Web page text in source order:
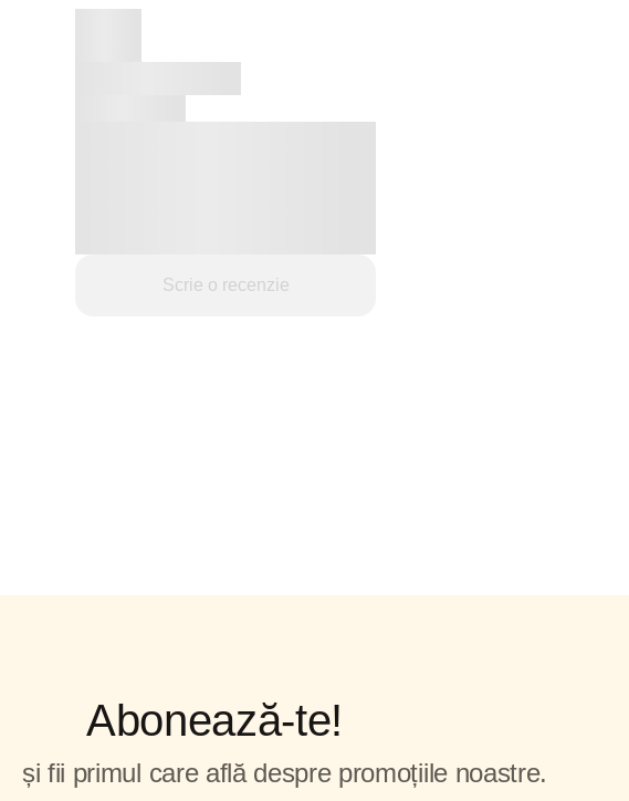
Scrie o recenzie
Abonează-te!
și fii primul care află despre promoțiile noastre.